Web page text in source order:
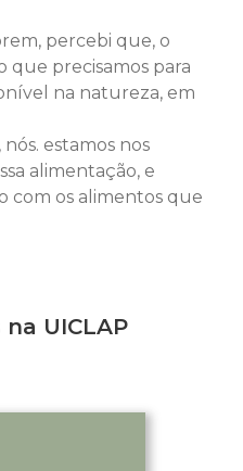
percebi que, o
que precisamos para
na natureza, em
estamos nos
alimentação, e
com os alimentos que
UICLAP